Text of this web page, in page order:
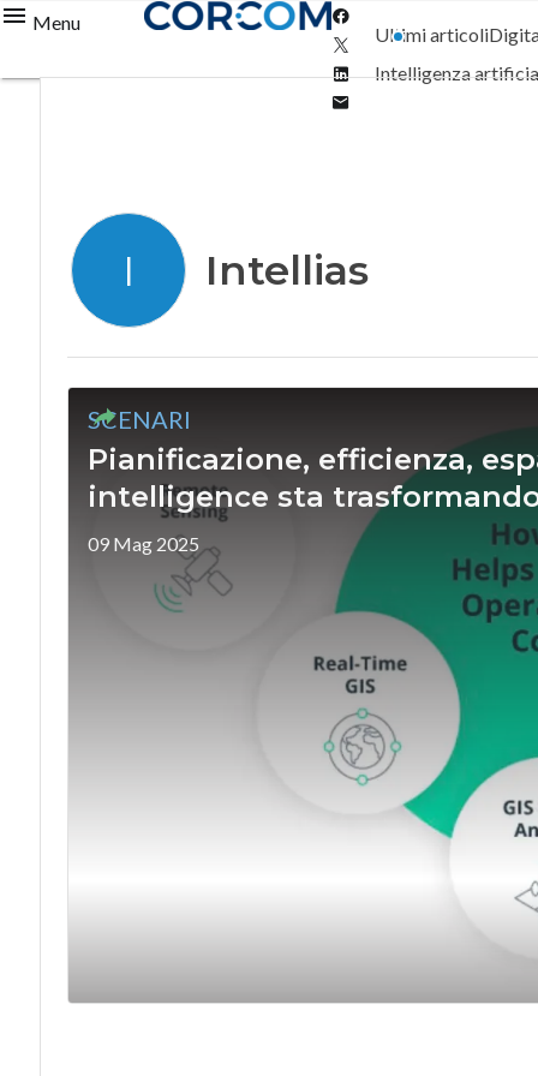
Menu
Twitter
Linkedin
Ultimi articoli
Intelligenza
I Intellias
SCENARI
Pianificazione, efficienza,
intelligence sta
09 Mag 2025